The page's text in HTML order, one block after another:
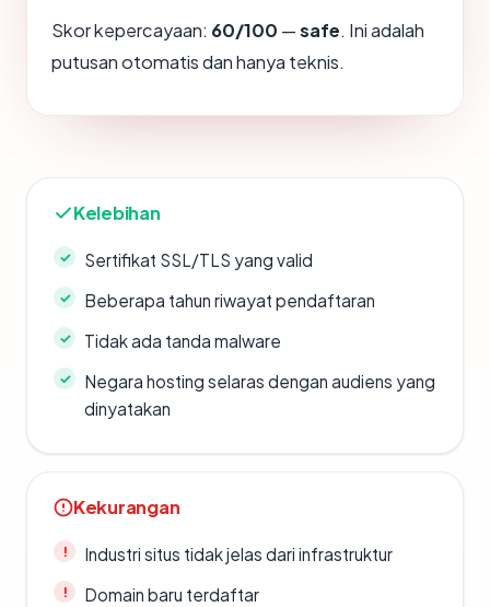
Skor kepercayaan: 60/100 —safe. Ini adalah
putusan otomatis dan hanya teknis.
Kelebihan
Sertifikat SSL/TLS yang valid
Beberapa tahun riwayat pendaftaran
Tidak ada tanda malware
Negara hosting selaras dengan audiens yang
dinyatakan
Kekurangan
Industri situs tidak jelas dari infrastruktur
Domain baru terdaftar